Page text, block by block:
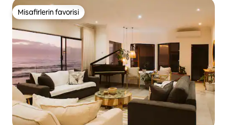
Misafirlerin favorisi
Misafirlerin favorisi